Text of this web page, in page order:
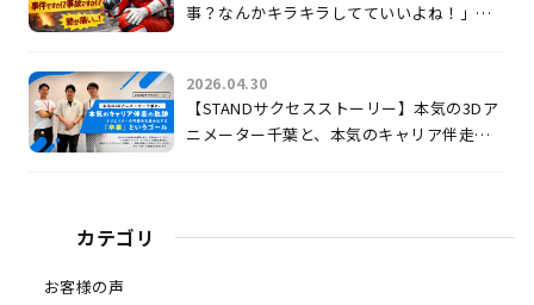
事？なんかキラキラしてていいよね！」じ
2026.04.30
【STANDサクセスストーリー】本気の3Dア
ニメーター千葉と、本気のキャリア伴走の
カテゴリ
お客様の声